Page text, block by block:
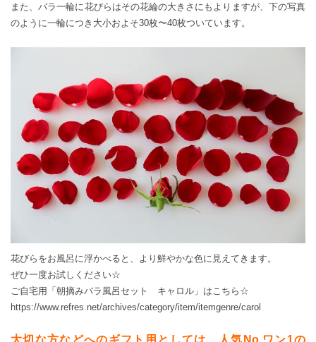
また、バラ一輪に花びらはその花綸の大きさにもよりますが、下の写真
のように一輪につき大小およそ30枚〜40枚ついています。
花びらをお風呂に浮かべると、より鮮やかな色に見えてきます。
ぜひ一度お試しください☆
ご自宅用「朝摘みバラ風呂セット キャロル」はこちら☆
https://www.refres.net/archives/category/item/itemgenre/carol